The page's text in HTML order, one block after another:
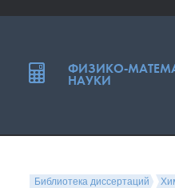
Библиотека диссертаций
ФИЗИКО-
НАУКИ